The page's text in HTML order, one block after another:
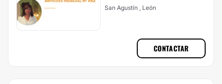
San Agustín , León
CONTACTAR